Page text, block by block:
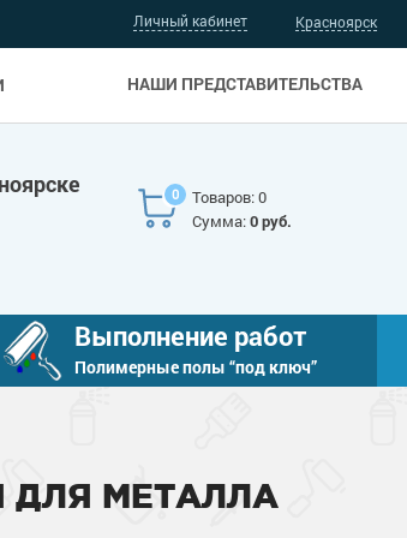
Личный кабинет
НАШИ ПРЕДСТАВИТЕЛЬСТВА
Красноярск
0
Товаров: 0
Сумма:0 руб.
Выполнение работ
Полимерные полы “под ключ”
МЕТАЛЛА